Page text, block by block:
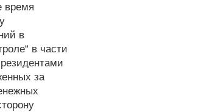
время
в
в части
за